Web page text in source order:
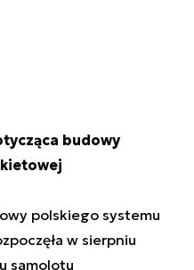
budowy
polskiego systemu
w sierpniu
samolotu